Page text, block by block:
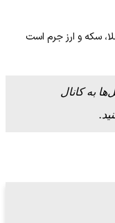
سکه و ارز جرم است
به کانال